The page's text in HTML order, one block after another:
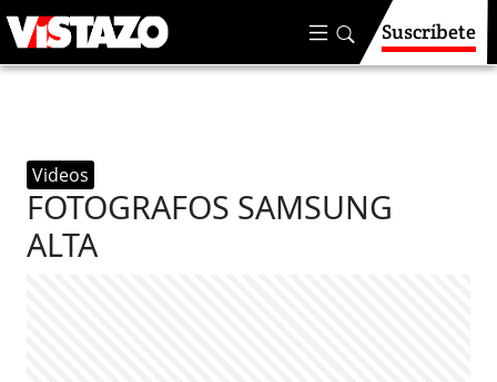
Suscríbete
Videos
FOTOGRAFOS SAMSUNG
ALTA